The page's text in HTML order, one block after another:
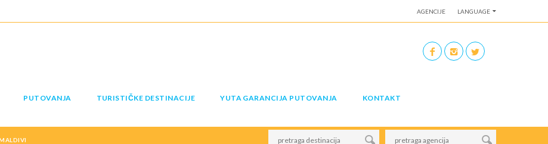
AGENCIJE LANGUAGE
PUTOVANJA TURISTIČKE DESTINACIJE YUTA GARANCIJA PUTOVANJA KONTAKT